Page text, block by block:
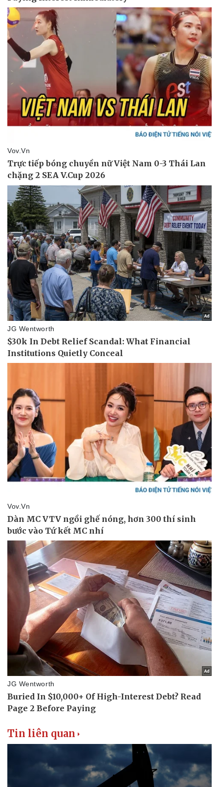
Pháp luật
Vụ án
Quân sự - Quốc phòng
Vũ khí
Tin liên quan